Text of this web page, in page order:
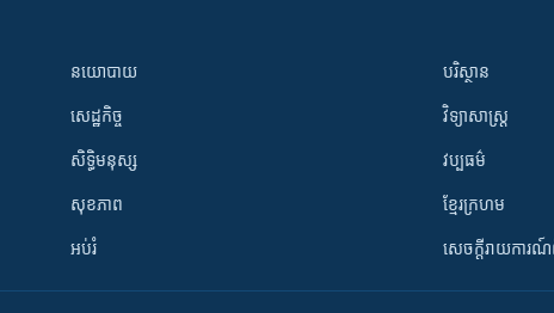
នយោបាយ
សេដ្ឋកិច្ច
សិទ្ធិមនុស្ស
សុខភាព
អប់រំ
បរិស្ថាន
វិទ្យាសាស្រ្ត
វប្បធម៌
ខ្មែរក្រហម
សេចក្តីរាយការ